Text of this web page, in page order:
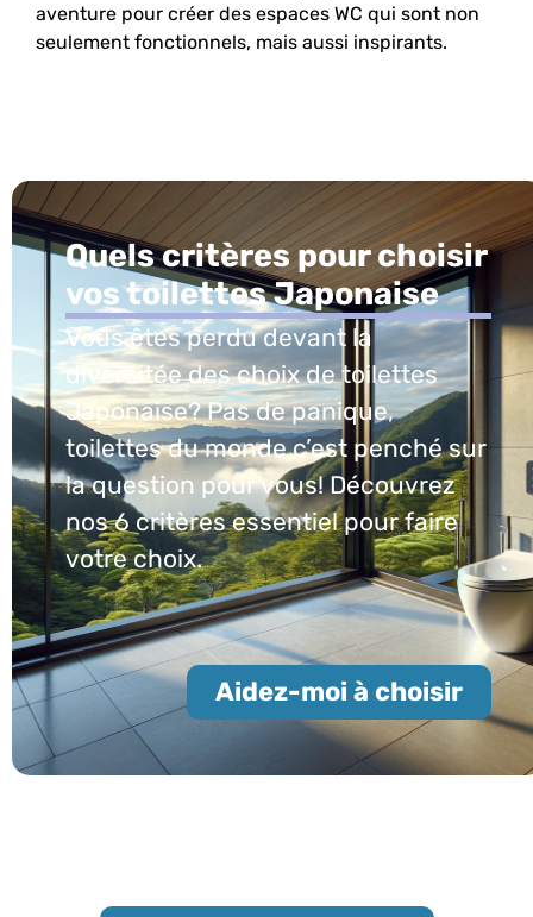
aventure pour créer des espaces WC qui sont non
seulement fonctionnels, mais aussi inspirants.
Quels critères pour choisir
vos toilettes Japonaise
Vous êtes perdu devant la
diversitée des choix de toilettes
Japonaise? Pas de panique,
toilettes du monde c’est penché sur
la question pour vous! Découvrez
nos 6 critères essentiel pour faire
votre choix.
Aidez-moi à choisir